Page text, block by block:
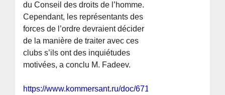
du Conseil des droits de l’homme.
Cependant, les représentants des
forces de l’ordre devraient décider
de la manière de traiter avec ces
clubs s’ils ont des inquiétudes
motivées, a conclu M. Fadeev.
https://www.kommersant.ru/doc/6713368?